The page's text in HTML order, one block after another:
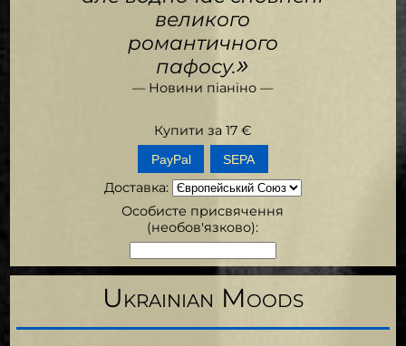
великого
романтичного
пафосу.»
— Новини піаніно —
Купити за 17€
SEPA
Доставка:
Особисте присвячення
(необов'язково):
Ukrainian Moods